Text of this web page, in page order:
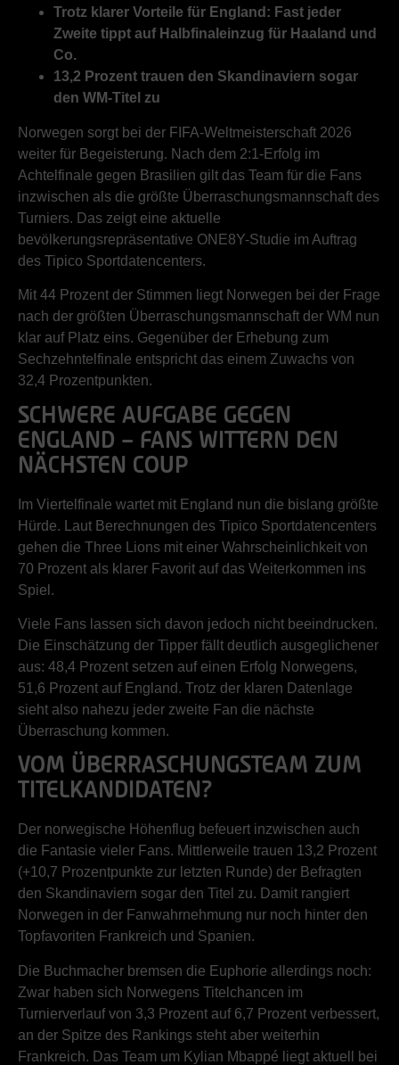
Trotz klarer Vorteile für England: Fast jeder
Zweite tippt auf Halbfinaleinzug für Haaland und
Co.
13,2 Prozent trauen den Skandinaviern sogar
den WM-Titel zu
Norwegen sorgt bei der FIFA-Weltmeisterschaft 2026
weiter für Begeisterung. Nach dem 2:1-Erfolg im
Achtelfinale gegen Brasilien gilt das Team für die Fans
inzwischen als die größte Überraschungsmannschaft des
Turniers. Das zeigt eine aktuelle
bevölkerungsrepräsentative ONE8Y-Studie im Auftrag
des Tipico Sportdatencenters.
Mit 44 Prozent der Stimmen liegt Norwegen bei der Frage
nach der größten Überraschungsmannschaft der WM nun
klar auf Platz eins. Gegenüber der Erhebung zum
Sechzehntelfinale entspricht das einem Zuwachs von
32,4 Prozentpunkten.
SCHWERE AUFGABE GEGEN
ENGLAND – FANS WITTERN DEN
NÄCHSTEN COUP
Im Viertelfinale wartet mit England nun die bislang größte
Hürde. Laut Berechnungen des Tipico Sportdatencenters
gehen die Three Lions mit einer Wahrscheinlichkeit von
70 Prozent als klarer Favorit auf das Weiterkommen ins
Spiel.
Viele Fans lassen sich davon jedoch nicht beeindrucken.
Die Einschätzung der Tipper fällt deutlich ausgeglichener
aus: 48,4 Prozent setzen auf einen Erfolg Norwegens,
51,6 Prozent auf England. Trotz der klaren Datenlage
sieht also nahezu jeder zweite Fan die nächste
Überraschung kommen.
VOM ÜBERRASCHUNGSTEAM ZUM
TITELKANDIDATEN?
Der norwegische Höhenflug befeuert inzwischen auch
die Fantasie vieler Fans. Mittlerweile trauen 13,2 Prozent
(+10,7 Prozentpunkte zur letzten Runde) der Befragten
den Skandinaviern sogar den Titel zu. Damit rangiert
Norwegen in der Fanwahrnehmung nur noch hinter den
Topfavoriten Frankreich und Spanien.
Die Buchmacher bremsen die Euphorie allerdings noch:
Zwar haben sich Norwegens Titelchancen im
Turnierverlauf von 3,3 Prozent auf 6,7 Prozent verbessert,
an der Spitze des Rankings steht aber weiterhin
Frankreich. Das Team um Kylian Mbappé liegt aktuell bei